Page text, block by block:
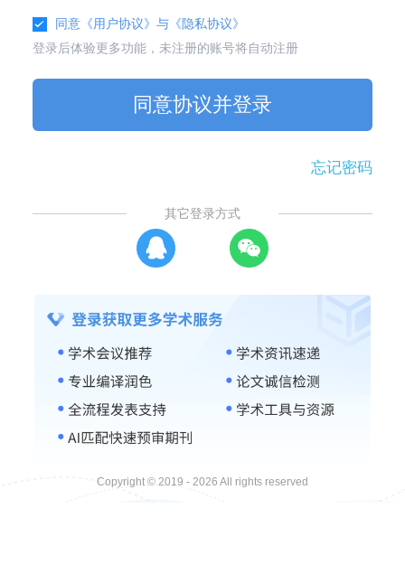
同意 《用户协议》与 《隐私协议》
登录后体验更多功能，未注册的账号将自动注册
同意协议并登录
忘记密码
其它登录方式
Copyright © 2019 - 2026 All rights reserved